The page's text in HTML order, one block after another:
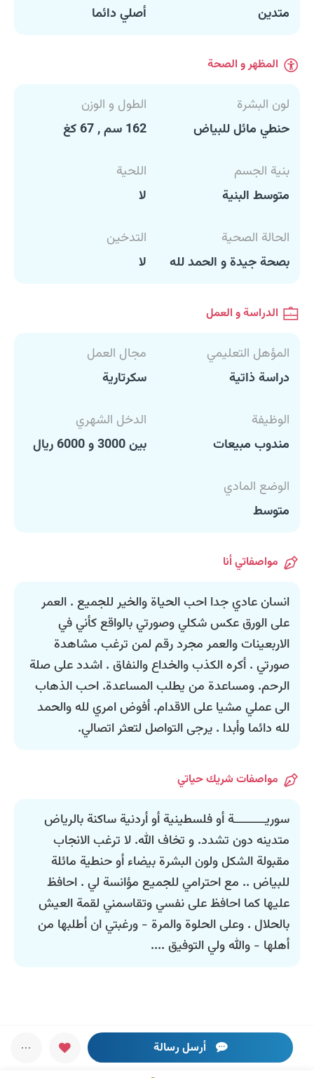
متدين
أصلي دائما
المظهر و الصحة
لون البشرة
حنطي مائل للبياض
الطول و الوزن
162 سم , 67 كغ
بنية الجسم
متوسط البنية
اللحية
لا
الحالة الصحية
بصحة جيدة و الحمد لله
التدخين
لا
الدراسة و العمل
المؤهل التعليمي
دراسة ذاتية
مجال العمل
سكرتارية
الوظيفة
مندوب مبيعات
الدخل الشهري
بين 3000 و 6000 ريال
الوضع المادي
متوسط
مواصفاتي أنا
انسان عادي جدا احب الحياة والخير للجميع . العمر
على الورق عكس شكلي وصورتي بالواقع كأني في
الاربعينات والعمر مجرد رقم لمن ترغب مشاهدة
صورتي . أكره الكذب والخداع والنفاق . اشدد على صلة
الرحم. ومساعدة من يطلب المساعدة. احب الذهاب
الى عملي مشيا على الاقدام. أفوض امري لله والحمد
لله دائما وأبدا . يرجى التواصل لتعثر اتصالي.
مواصفات شريك حياتي
سوريـــــــــة أو فلسطينية أو أردنية ساكنة بالرياض
متدينه دون تشدد. و تخاف الله. لا ترغب الانجاب
مقبولة الشكل ولون البشرة بيضاء أو حنطية مائلة
للبياض .. مع احترامي للجميع مؤانسة لي . احافظ
عليها كما احافظ على نفسي وتقاسمني لقمة العيش
بالحلال . وعلى الحلوة والمرة - ورغبتي ان أطلبها من
أهلها - والله ولي التوفيق ....
أرسل رسالة